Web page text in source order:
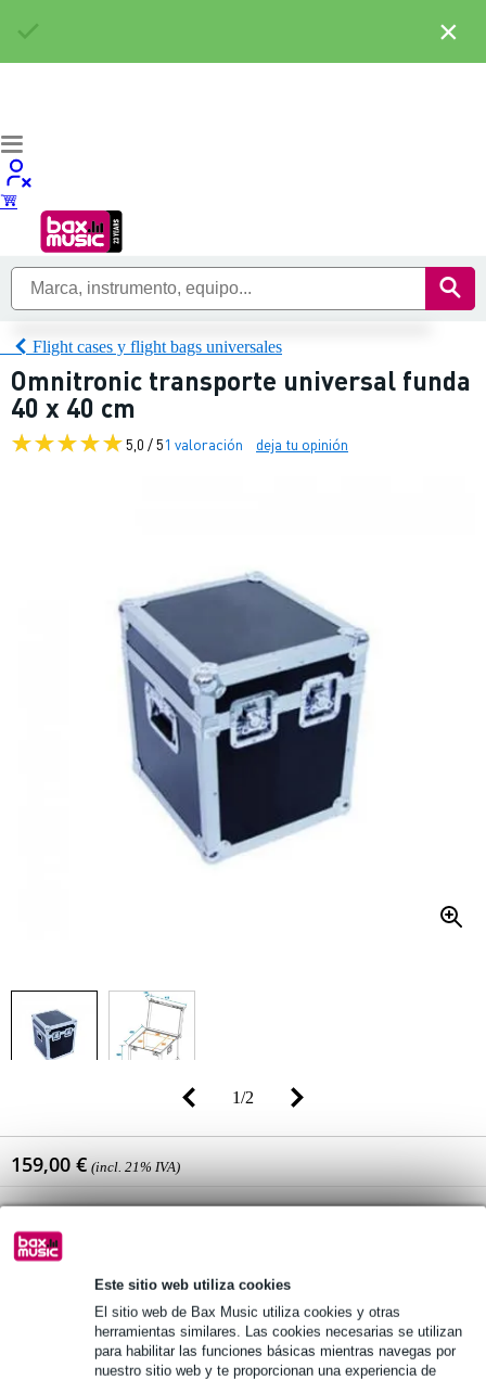
Este sitio web utiliza cookies
El sitio web de Bax Music utiliza cookies y otras
herramientas similares. Las cookies necesarias se utilizan
para habilitar las funciones básicas mientras navegas por
nuestro sitio web y te proporcionan una experiencia de
Flight cases y flight bags universales
Omnitronic transporte universal funda
40 x 40 cm
5,0 / 51 valoración deja tu opinión
1/2
159,00 € (incl. 21% IVA)
Disponibilidad online
Alguna pieza en stock en nuestro almacén
(y stock adicional disponible en el proveedor)
añadir a la cesta
×